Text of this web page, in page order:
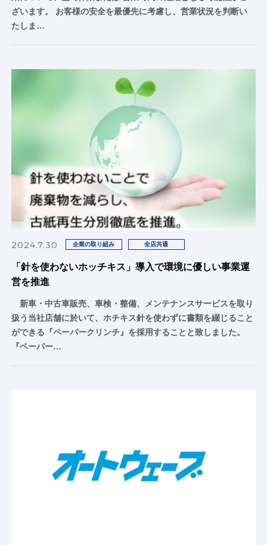
ざいます。 お客様の安全を最優先に考慮し、営業状況を判断い
たしま…
2024.7.30 企業の取り組み 全店共通
「針を使わないホッチキス」導入で環境に優しい事業運
営を推進
新車・中古車販売、車検・整備、メンテナンスサービスを取り
扱う当社店舗に於いて、ホチキス針を使わずに書類を綴じること
ができる『ペーパークリンチ』を採用することと致しました。
『ペーパー…